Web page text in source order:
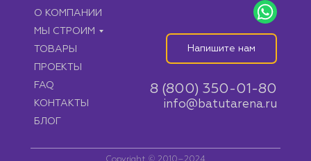
О КОМПАНИИ
МЫ СТРОИМ
ТОВАРЫ
Напишите нам
ПРОЕКТЫ
8 (800) 350-01-80
FAQ
info@batutarena.ru
КОНТАКТЫ
БЛОГ